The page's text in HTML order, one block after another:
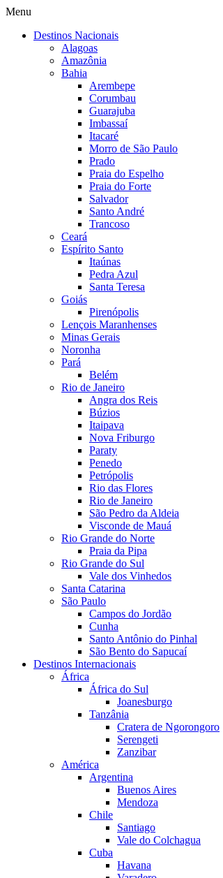
Menu
Destinos Nacionais
Alagoas
Amazônia
Bahia
Arembepe
Corumbau
Guarajuba
Imbassaí
Itacaré
Morro de São Paulo
Prado
Praia do Espelho
Praia do Forte
Salvador
Santo André
Trancoso
Ceará
Espírito Santo
Itaúnas
Pedra Azul
Santa Teresa
Goiás
Pirenópolis
Lençois Maranhenses
Minas Gerais
Noronha
Pará
Belém
Rio de Janeiro
Angra dos Reis
Búzios
Itaipava
Nova Friburgo
Paraty
Penedo
Petrópolis
Rio das Flores
Rio de Janeiro
São Pedro da Aldeia
Visconde de Mauá
Rio Grande do Norte
Praia da Pipa
Rio Grande do Sul
Vale dos Vinhedos
Santa Catarina
São Paulo
Campos do Jordão
Cunha
Santo Antônio do Pinhal
São Bento do Sapucaí
Destinos Internacionais
África
África do Sul
Joanesburgo
Tanzânia
Cratera de Ngorongoro
Serengeti
Zanzibar
América
Argentina
Buenos Aires
Mendoza
Chile
Santiago
Vale do Colchagua
Cuba
Havana